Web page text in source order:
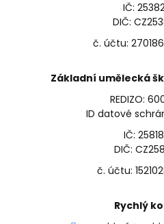
IČ:
DIČ:
č. účtu:
Základní umělecká
REDIZO:
ID datové
IČ:
DIČ:
č. účtu:
Rychlý